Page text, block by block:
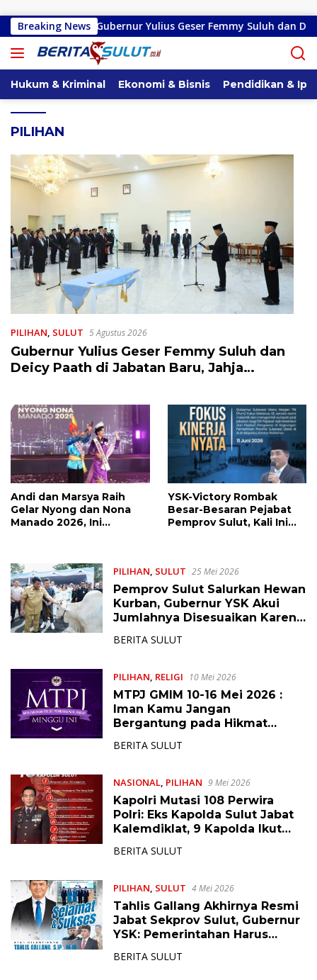
Breaking News
Gubernur Yulius Geser Femmy Suluh dan Deicy
Hukum & Kriminal Ekonomi & Bisnis Pendidikan &
PILIHAN
PILIHAN, SULUT 5 Agustus 2026
Gubernur Yulius Geser Femmy Suluh dan
Deicy Paath di Jabatan Baru, Jahja
Andi dan Marsya Raih
Gelar Nyong dan Nona
Manado 2026, Ini
YSK-Victory Rombak
Besar-Besaran Pejabat
Pemprov Sulut, Kali Ini
PILIHAN SULUT 25 Mei 2026
Pemprov Sulut Salurkan Hewan
Kurban, Gubernur YSK Akui
Jumlahnya Disesuaikan Karena
Kemampuan Anggaran
BERITA SULUT
PILIHAN RELIGI 10 Mei 2026
MTPJ GMIM 10-16 Mei 2026 :
Iman Kamu Jangan
Bergantung pada Hikmat
Allah
BERITA SULUT
NASIONAL, PILIHAN 9 Mei 2026
Kapolri Mutasi 108 Perwira
Polri: Eks Kapolda Sulut Jabat
Kalemdiklat, 9 Kapolda Ikut
BERITA SULUT
PILIHAN SULUT 4 Mei 2026
Tahlis Gallang Akhirnya Resmi
Jabat Sekprov Sulut, Gubernur
YSK: Pemerintahan Harus
BERITA SULUT